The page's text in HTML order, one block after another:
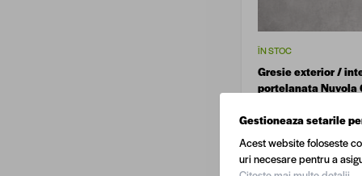
ÎN STOC
Gresie exterior /
portelanata Nuvola
aspect ciment
71,90 lei/ mp
Gestioneaza setarile
Acest website foloseste
uri necesare pentru a